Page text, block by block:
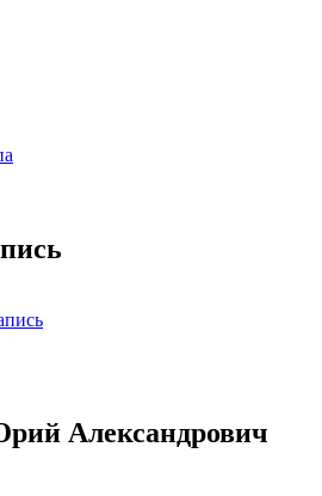
Александрович